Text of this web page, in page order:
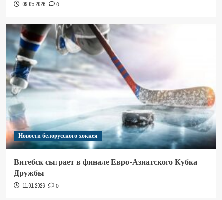
09.05.2026 0
Новости белорусского хоккея
Витебск сыграет в финале Евро-Азиатского Кубка
Дружбы
11.01.2026 0